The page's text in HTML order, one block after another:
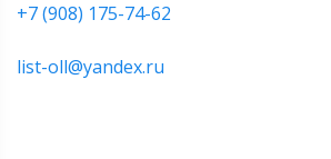
+7 (908) 175-74-62
list-oll@yandex.ru